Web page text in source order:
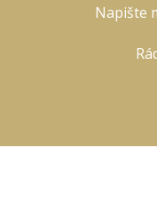
Napište